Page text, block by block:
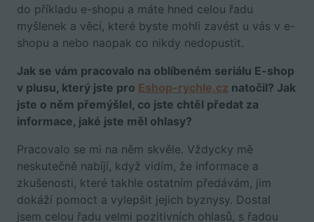
do příkladu e-shopu a máte hned celou řadu
myšlenek a věcí, které byste mohli zavést u vás v e-
shopu a nebo naopak co nikdy nedopustit.
Jak se vám pracovalo na oblíbeném seriálu E-shop
v plusu, který jste pro Eshop-rychle.cz natočil? Jak
jste o něm přemýšlel, co jste chtěl předat za
informace, jaké jste měl ohlasy?
Pracovalo se mi na něm skvěle. Vždycky mě
neskutečně nabíjí, když vidím, že informace a
zkušenosti, které takhle ostatním předávám, jim
dokáží pomoct a vylepšit jejich byznysy. Dostal
jsem celou řadu velmi pozitivních ohlasů, s řadou